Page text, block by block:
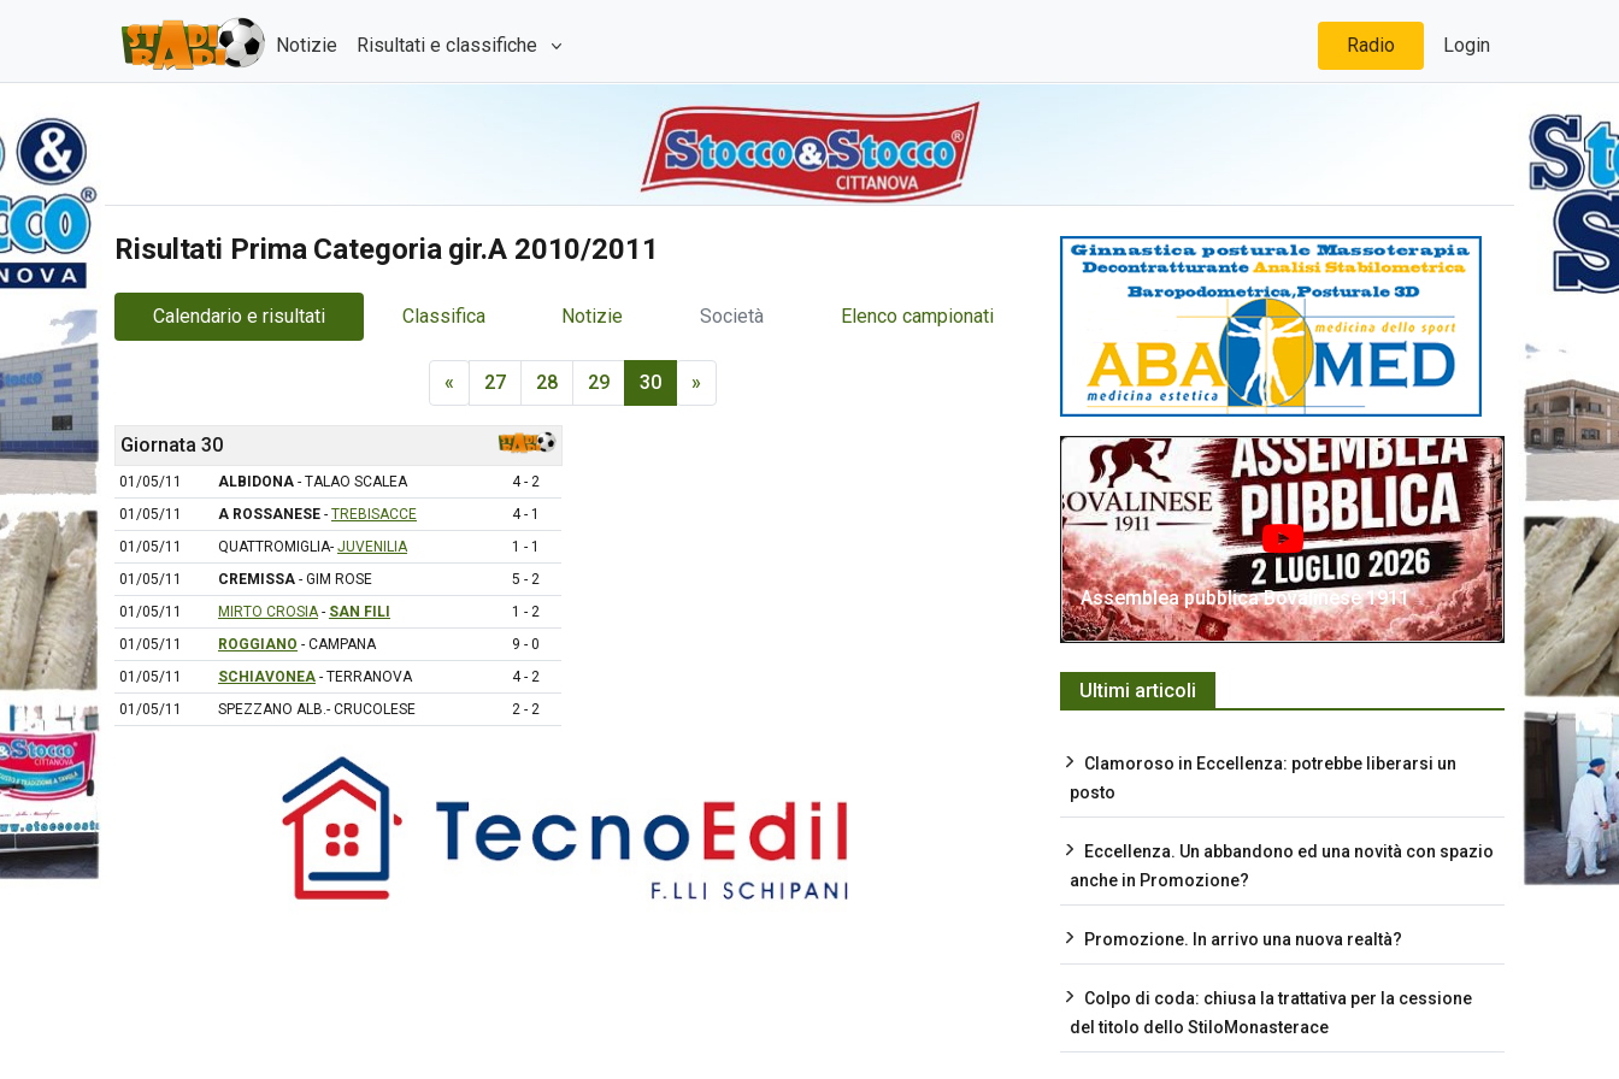
Notizie Risultati e classifiche Radio Login
Risultati Prima Categoria gir.A 2010/2011
Calendario e risultati Classifica Notizie Società Elenco campionati
« 27 28 29 30 »
Giornata 30
01/05/11 ALBIDONA - TALAO SCALEA
4 - 2
01/05/11
A ROSSANESE - TREBISACCE
4 - 1
01/05/11
QUATTROMIGLIA- JUVENILIA
1 - 1
01/05/11
CREMISSA - GIM ROSE
5 - 2
01/05/11
MIRTO CROSIA- SAN FILI
1 - 2
01/05/11
ROGGIANO - CAMPANA
9 - 0
01/05/11
SCHIAVONEA - TERRANOVA
4 - 2
01/05/11
SPEZZANO ALB.- CRUCOLESE 2 - 2
Assemblea pubblica Bovalinese 1911
Ultimi articoli
Clamoroso in Eccellenza: potrebbe liberarsi un
posto
Eccellenza. Un abbandono ed una novità con spazio
anche in Promozione?
Promozione. In arrivo una nuova realtà?
Colpo di coda: chiusa la trattativa per la cessione
del titolo dello StiloMonasterace